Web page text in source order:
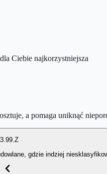
Ciebie najkorzystniejsza
a pomaga uniknąć
gdzie indziej